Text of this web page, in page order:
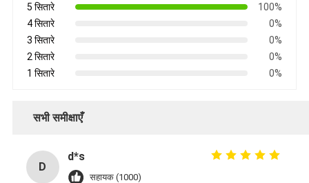
5 सितारे
100%
4 सितारे
0%
3 सितारे
0%
2 सितारे
0%
1 सितारे
0%
सभी समीक्षाएँ
D
d*s
सहायक (1000)